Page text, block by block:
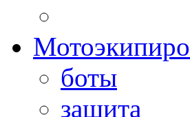
боты
защита